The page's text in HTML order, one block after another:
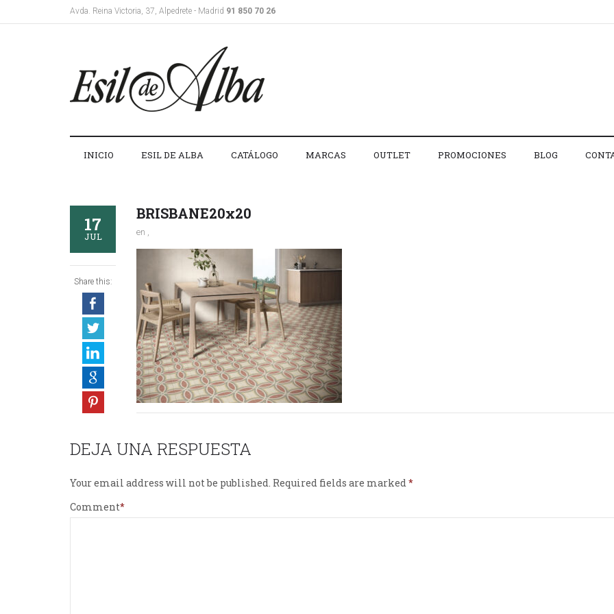
Avda. Reina Victoria, 37, Alpedrete - Madrid 91 850 70 26
INICIO ESIL DE ALBA CATÁLOGO MARCAS OUTLET PROMOCIONES BLOG
17
JUL
Share this:
BRISBANE20x20
en ,
DEJA UNA RESPUESTA
Your email address will not be published. Required fields are marked
Comment